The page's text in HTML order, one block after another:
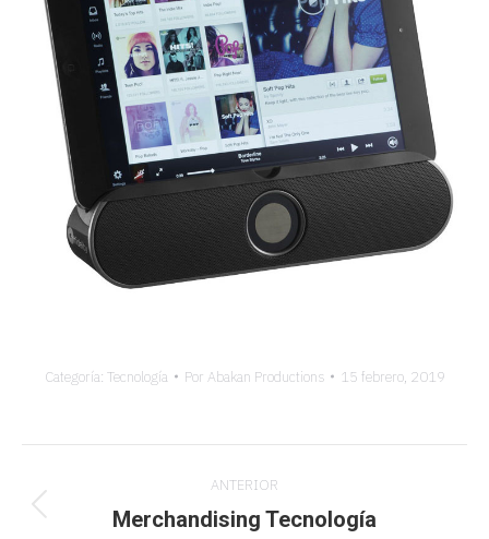
Categoría: Tecnología Por Abakan Productions 15 febrero, 2019
entre
ANTERIOR
Proyecto
Merchandising Tecnología